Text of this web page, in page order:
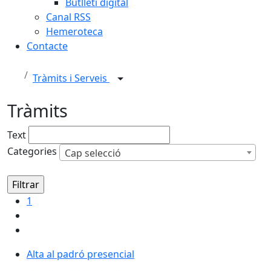
Canal RSS
Hemeroteca
Contacte
Tràmits i Serveis
Tràmits
Text
Categories
Cap selecció
1
Alta al padró presencial